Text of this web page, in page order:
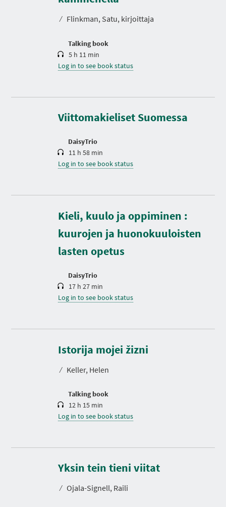
⁄ Flinkman, Satu, kirjoittaja
Talking book
a
i
5 h 11 min
Log in to see book status
Viittomakieliset Suomessa
DaisyTrio
t
i
11 h 58 min
Log in to see book status
Kieli, kuulo ja oppiminen :
kuurojen ja huonokuuloisten
lasten opetus
DaisyTrio
u
a
i
17 h 27 min
Log in to see book status
Istorija mojei žizni
⁄ Keller, Helen
Talking book
D
r
a
i
12 h 15 min
Log in to see book status
Yksin tein tieni viitat
⁄ Ojala-Signell, Raili
D
r
a
i